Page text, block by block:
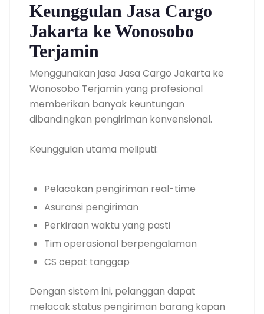
Keunggulan Jasa Cargo
Jakarta ke Wonosobo
Terjamin
Menggunakan jasa Jasa Cargo Jakarta ke
Wonosobo Terjamin yang profesional
memberikan banyak keuntungan
dibandingkan pengiriman konvensional.
Keunggulan utama meliputi:
Pelacakan pengiriman real-time
Asuransi pengiriman
Perkiraan waktu yang pasti
Tim operasional berpengalaman
CS cepat tanggap
Dengan sistem ini, pelanggan dapat
melacak status pengiriman barang kapan